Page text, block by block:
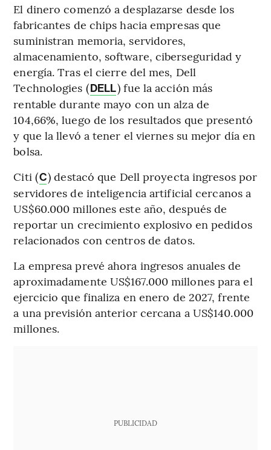
El dinero comenzó a desplazarse desde los
fabricantes de chips hacia empresas que
suministran memoria, servidores,
almacenamiento, software, ciberseguridad y
energía. Tras el cierre del mes, Dell
Technologies (DELL) fue la acción más
rentable durante mayo con un alza de
104,66%, luego de los resultados que presentó
y que la llevó a tener el viernes su mejor día en
bolsa.
Citi (C) destacó que Dell proyecta ingresos por
servidores de inteligencia artificial cercanos a
US$60.000 millones este año, después de
reportar un crecimiento explosivo en pedidos
relacionados con centros de datos.
La empresa prevé ahora ingresos anuales de
aproximadamente US$167.000 millones para el
ejercicio que finaliza en enero de 2027, frente
a una previsión anterior cercana a US$140.000
millones.
PUBLICIDAD